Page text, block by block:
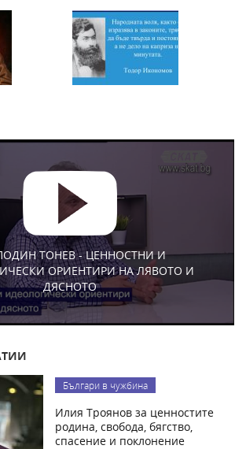
ТОНЕВ - ЦЕННОСТНИ И
ОРИЕНТИРИ НА ЛЯВОТО И
ДЯСНОТО
Българи в чужбина
Илия Троянов за ценностите
родина, свобода, бягство,
спасение и поклонение